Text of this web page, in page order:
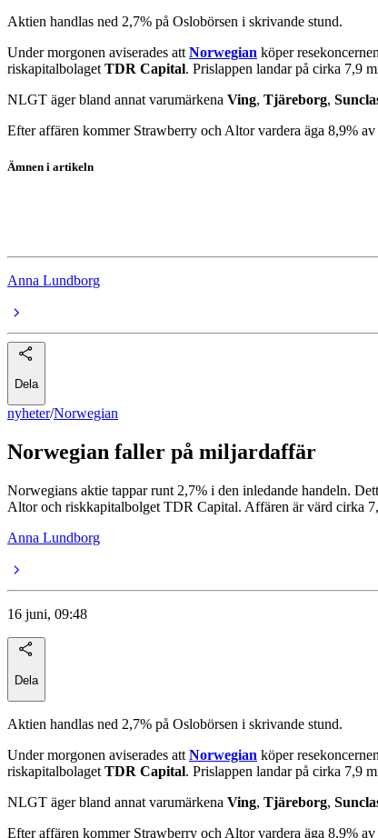
Aktien handlas ned 2,7% på Oslobörsen i skrivande stund.
Under morgonen aviserades attNorwegian köper
riskapitalbolagetTDR Capital. Prislappen landar på cirka 7,9
NLGT äger bland annat varumärkena Ving, Tjäreborg,
Efter affären kommer Strawberry och Altor vardera äga 8,9%
Ämnen i artikeln
Anna Lundborg
Dela
nyheter/Norwegian
Norwegian faller på miljardaffär
Norwegians aktie tappar runt 2,7% i den inledande handeln.
Altor och riskkapitalbolget TDR Capital. Affären är värd cirka
Anna Lundborg
16 juni, 09:48
Dela
Aktien handlas ned 2,7% på Oslobörsen i skrivande stund.
Under morgonen aviserades att Norwegian köper resekoncernen
riskapitalbolaget TDR Capital. Prislappen landar på cirka 7,9
NLGT äger bland annat varumärkena Ving, Tjäreborg,
Efter affären kommer Strawberry och Altor vardera äga 8,9%